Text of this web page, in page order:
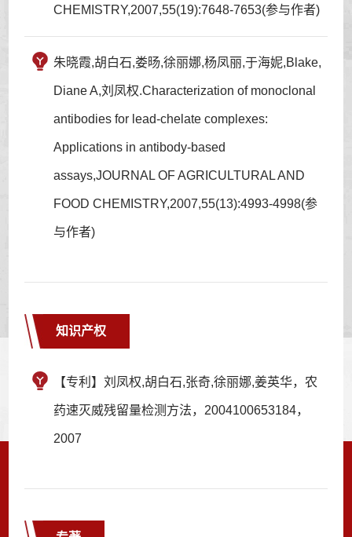
CHEMISTRY,2007,55(19):7648-7653(参与作者)
朱晓霞,胡白石,娄旸,徐丽娜,杨凤丽,于海妮,Blake,
Diane A,刘凤权.Characterization of monoclonal
antibodies for lead-chelate complexes:
Applications in antibody-based
assays,JOURNAL OF AGRICULTURAL AND
FOOD CHEMISTRY,2007,55(13):4993-4998(参
与作者)
知识产权
【专利】刘凤权,胡白石,张奇,徐丽娜,姜英华，农
药速灭威残留量检测方法，2004100653184，
2007